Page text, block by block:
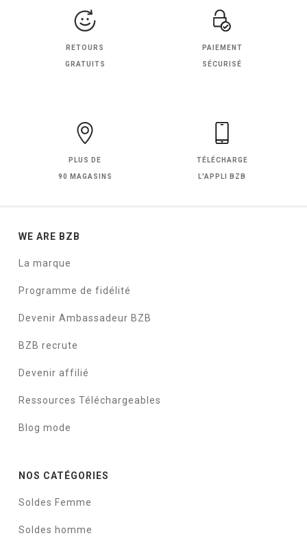
RETOURS
GRATUITS
PAIEMENT
SÉCURISÉ
PLUS DE
90 MAGASINS
TÉLÉCHARGE
L'APPLI BZB
WE ARE BZB
La marque
Programme de fidélité
Devenir Ambassadeur BZB
BZB recrute
Devenir affilié
Ressources Téléchargeables
Blog mode
NOS CATÉGORIES
Soldes Femme
Soldes homme